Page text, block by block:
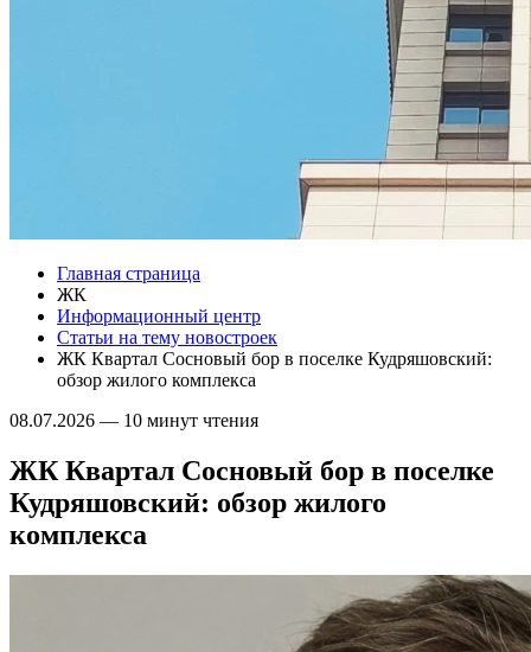
Главная страница
ЖК
Информационный центр
Статьи на тему новостроек
ЖК Квартал Сосновый бор в поселке Кудряшовский:
обзор жилого комплекса
08.07.2026 — 10 минут чтения
ЖК Квартал Сосновый бор в поселке
Кудряшовский: обзор жилого
комплекса